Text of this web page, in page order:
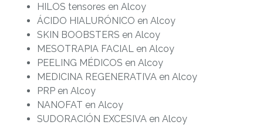
HILOS tensores en Alcoy
ÁCIDO HIALURÓNICO en Alcoy
SKIN BOOBSTERS en Alcoy
MESOTRAPIA FACIAL en Alcoy
PEELING MÉDICOS en Alcoy
MEDICINA REGENERATIVA en Alcoy
PRP en Alcoy
NANOFAT en Alcoy
SUDORACIÓN EXCESIVA en Alcoy